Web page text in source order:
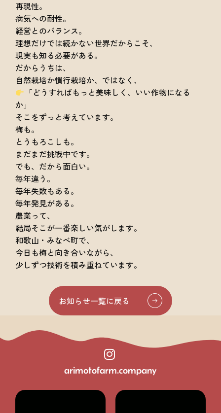
再現性。
病気への耐性。
経営とのバランス。
理想だけでは続かない世界だからこそ、
現実も知る必要がある。
だからうちは、
自然栽培か慣行栽培か、ではなく、
「どうすればもっと美味しく、いい作物になる
か」
そこをずっと考えています。
梅も。
とうもろこしも。
まだまだ挑戦中です。
でも、だから面白い。
毎年違う。
毎年失敗もある。
毎年発見がある。
農業って、
結局そこが一番楽しい気がします。
和歌山・みなべ町で、
今日も梅と向き合いながら、
少しずつ技術を積み重ねています。
お知らせ一覧に戻る
arimotofarm.company